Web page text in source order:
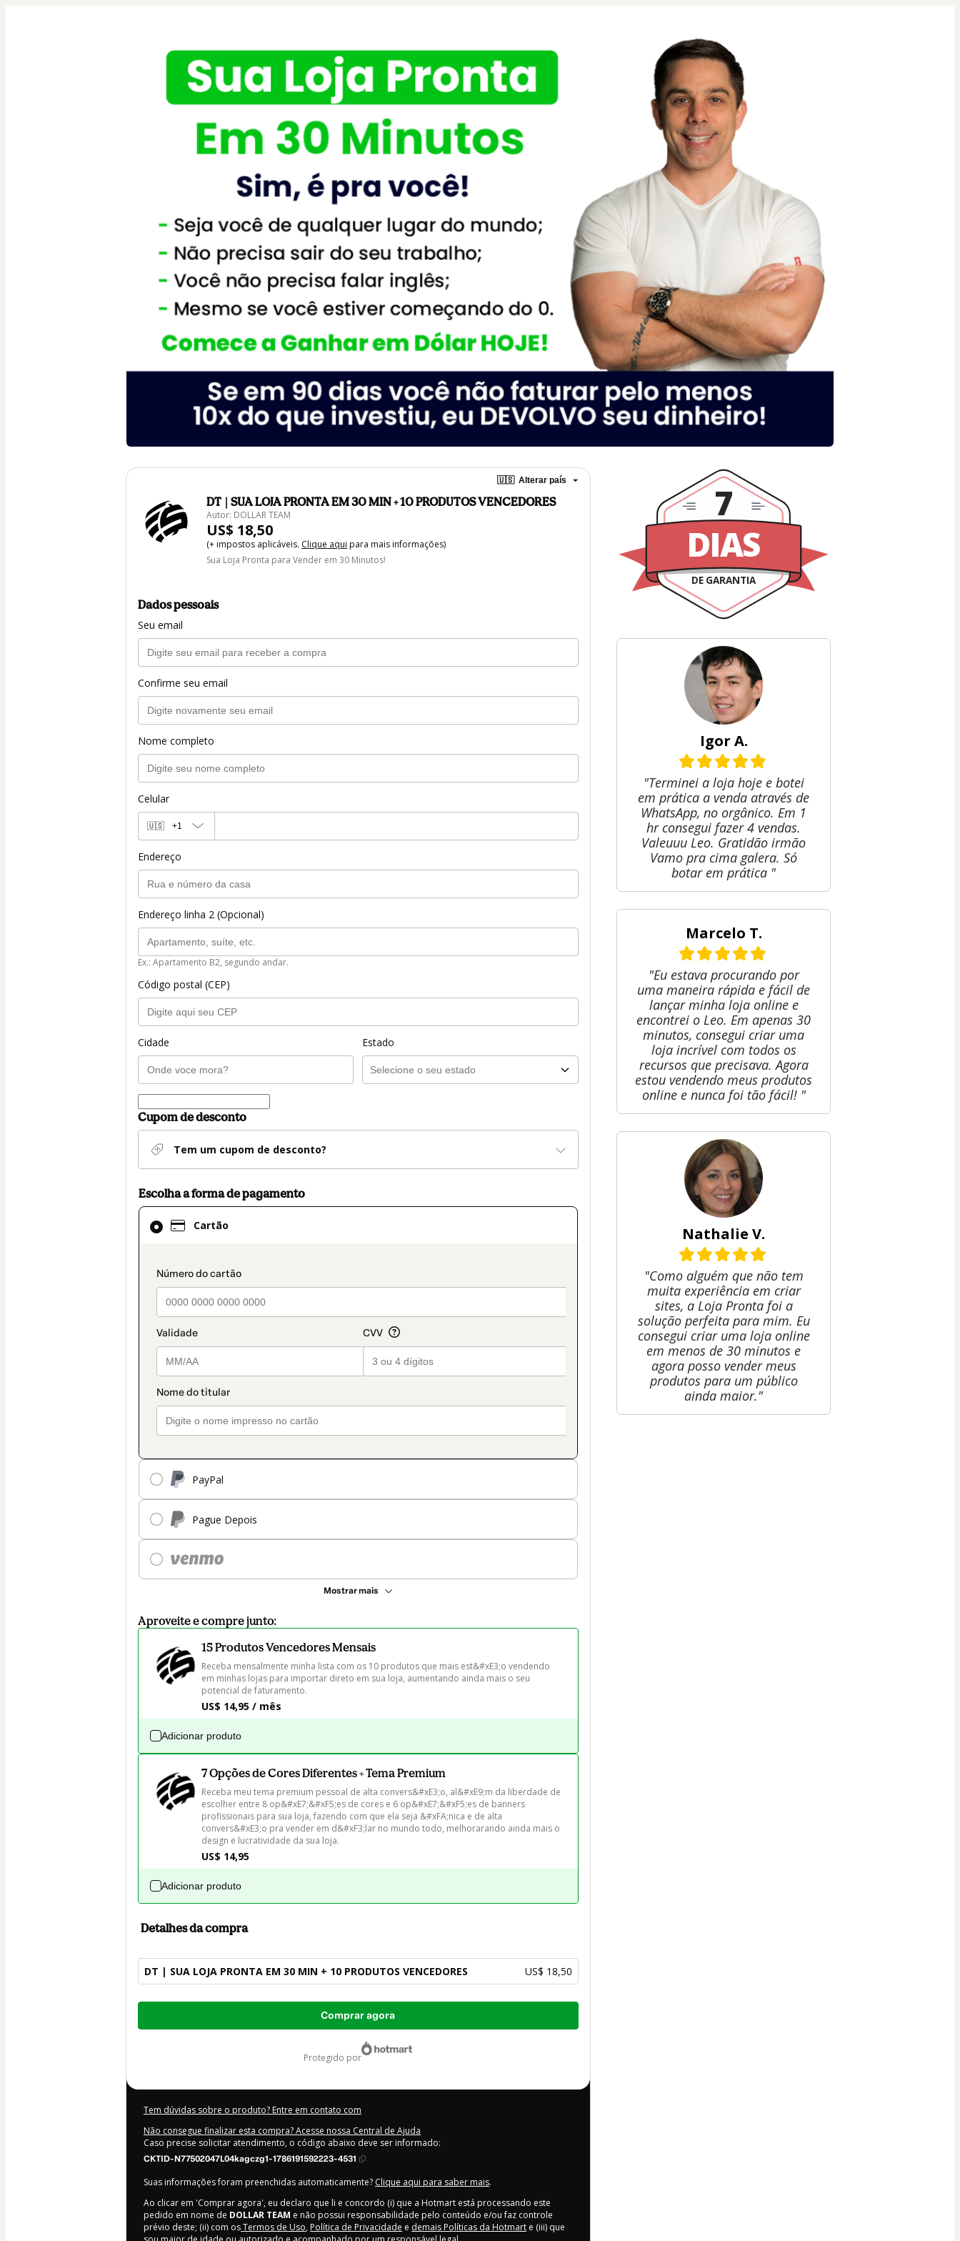
🇺🇸 Alterar país
DT | SUA LOJA PRONTA EM 30 MIN + 10 PRODUTOS VENCEDORES
Autor: DOLLAR TEAM
US$ 18,50
(+ impostos aplicáveis. Clique aqui para mais informações)
Sua Loja Pronta para Vender em 30 Minutos!
Dados pessoais
Seu email
Confirme seu email
Nome completo
Celular
🇺🇸 +1
Endereço
Endereço linha 2 (Opcional)
Ex.: Apartamento B2, segundo andar.
Código postal (CEP)
Cidade Estado
Cupom de desconto
Tem um cupom de desconto?
Escolha a forma de pagamento
Cartão
payment_data.section_title_v2
PayPal
Pague Depois
Mostrar mais
Cartão
selecionado
pagamento
Aproveite e compre junto:
15 Produtos Vencedores Mensais
Receba mensalmente minha lista com os 10 produtos que mais est&#xE3;o vendendo
em minhas lojas para importar direto em sua loja, aumentando ainda mais o seu
potencial de faturamento.
US$ 14,95 / mês
Adicionar produto
7 Opções de Cores Diferentes + Tema Premium
Receba meu tema premium pessoal de alta convers&#xE3;o, al&#xE9;m da liberdade de
escolher entre 8 op&#xE7;&#xF5;es de cores e 6 op&#xE7;&#xF5;es de banners
profissionais para sua loja, fazendo com que ela seja &#xFA;nica e de alta
convers&#xE3;o pra vender em d&#xF3;lar no mundo todo, melhorarando ainda mais o
design e lucratividade da sua loja.
US$ 14,95
Adicionar produto
Detalhes da compra
DT | SUA LOJA PRONTA EM 30 MIN + 10 PRODUTOS VENCEDORES US$ 18,50
Total
Comprar agora
protegido por
Tem dúvidas sobre o produto? Entre em contato com
Não consegue finalizar esta compra? Acesse nossa Central de Ajuda
Caso precise solicitar atendimento, o código abaixo deve ser informado:
CKTID-N77502047L04kagczg1-1786191592223-4531
Suas informações foram preenchidas automaticamente? Clique aqui para saber mais.
Ao clicar em 'Comprar agora', eu declaro que li e concordo (i) que a Hotmart está processando este
pedido em nome de DOLLAR TEAM e não possui responsabilidade pelo conteúdo e/ou faz controle
prévio deste; (ii) com osTermos de Uso, Política de Privacidade e demais Políticas da Hotmart e (iii) que
DIAS
DE GARANTIA
7
Igor A.
"Terminei a loja hoje e botei
em prática a venda através de
WhatsApp, no orgânico. Em 1
hr consegui fazer 4 vendas.
Valeuuu Leo. Gratidão irmão
Vamo pra cima galera. Só
botar em prática "
Marcelo T.
"Eu estava procurando por
uma maneira rápida e fácil de
lançar minha loja online e
encontrei o Leo. Em apenas 30
minutos, consegui criar uma
loja incrível com todos os
recursos que precisava. Agora
estou vendendo meus produtos
online e nunca foi tão fácil! "
Nathalie V.
"Como alguém que não tem
muita experiência em criar
sites, a Loja Pronta foi a
solução perfeita para mim. Eu
consegui criar uma loja online
em menos de 30 minutos e
agora posso vender meus
produtos para um público
ainda maior."